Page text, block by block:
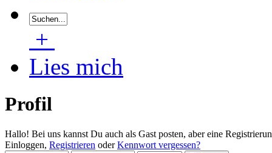
+
Lies mich
Profil
Hallo! Bei uns kannst Du auch als Gast posten, aber eine
Einloggen, Registrieren oderKennwort vergessen?